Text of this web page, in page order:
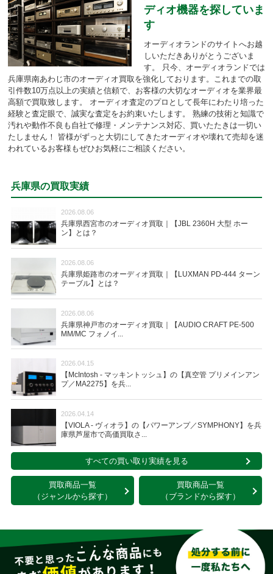
ディオ機器を探していま
す
オーディオランドのサイトへお越
しいただきありがとうございま
す。
只今、オーディオランドでは
兵庫県南あわじ市のオーディオ買取を強化しております。 これまでの取
引件数10万点以上の実績と信頼で、お客様の大切なオーディオを業界最
高額で買取致します。
オーディオ査定のプロとして長年にわたり培った
経験と査定眼で、誠実な査定をお約束いたします。
熟練の技術と知識で
汚れや動作不良も自社で修理・メンテナンス対応、買いたたきは一切い
たしません！
皆様がずっと大切にしてきたオーディオや壊れて売却を迷
われているお客様もぜひお気軽にご相談ください。
兵庫県の買取実績
2026.08.06
兵庫県西宮市のオーディオ買取｜【JBL 2360H 大型 ホー
ン】とは？
2026.08.06
兵庫県姫路市のオーディオ買取｜【LUXMAN PD-444 ターン
テーブル】とは？
2026.08.06
兵庫県神戸市のオーディオ買取｜【AUDIO CRAFT PE-500
MM/MC フォノイ...
2026.04.15
【McIntosh - マッキントッシュ】の【真空管 プリメインアン
プ／MA2275】を兵...
2026.04.14
【VIOLA - ヴィオラ】の【パワーアンプ／SYMPHONY】を兵
庫県芦屋市で高価買取さ...
すべての買い取り実績を見る
買取商品一覧
（ジャンルから探す）
買取商品一覧
（ブランドから探す）